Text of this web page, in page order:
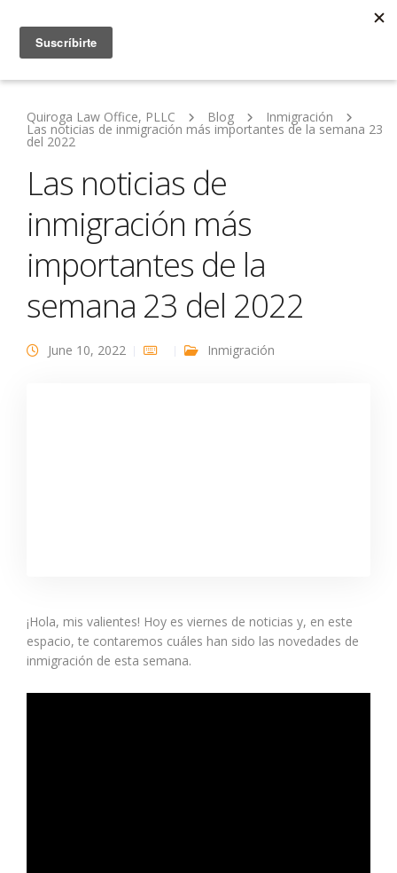
Quiroga Law Office, PLLC Blog Inmigración
Las noticias de inmigración más importantes de la semana 23
del 2022
Las noticias de
inmigración más
importantes de la
semana 23 del 2022
June 10, 2022 Inmigración
¡Hola, mis valientes! Hoy es viernes de noticias y, en este
espacio, te contaremos cuáles han sido las novedades de
inmigración de esta semana.